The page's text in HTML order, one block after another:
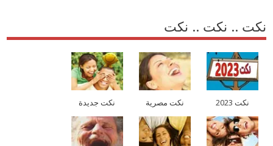
نكت .. نكت .. نكت
نكت 2023 نكت مصرية نكت جديدة